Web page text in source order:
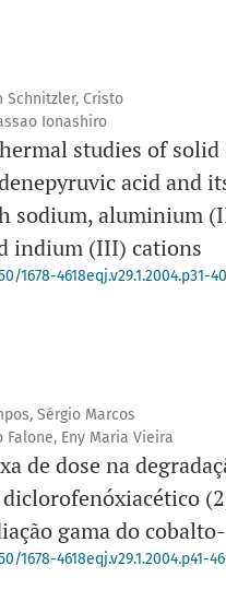
Schnitzler, Cristo
Ionashiro
studies of solid
acid and
sodium, aluminium
indium (III) cations
1678-4618eqj.v29.1.2004.p31-40
Sérgio Marcos
Falone, Eny Maria Vieira
de dose na
gama do
1678-4618eqj.v29.1.2004.p41-46